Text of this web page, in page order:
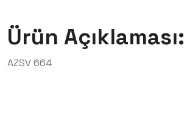
Ürün Açıklaması:
AZSV 664